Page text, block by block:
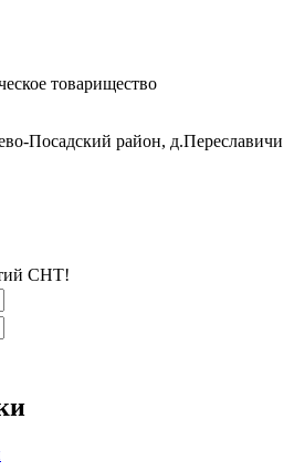
товарищество
Посадский район, д.Переславичи
СНТ!